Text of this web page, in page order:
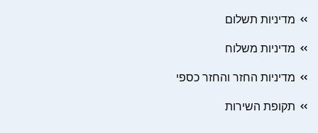
מדיניות תשלום
מדיניות משלוח
מדיניות החזר והחזר כספי
תקופת השירות